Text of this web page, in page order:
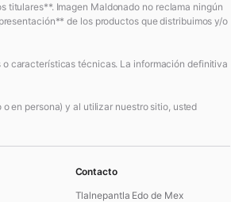
titulares**. Imagen Maldonado no reclama ningún
de los productos que distribuimos y/o
características técnicas. La información definitiva
en persona) y al utilizar nuestro sitio, usted
Contacto
Tlalnepantla Edo de Mex